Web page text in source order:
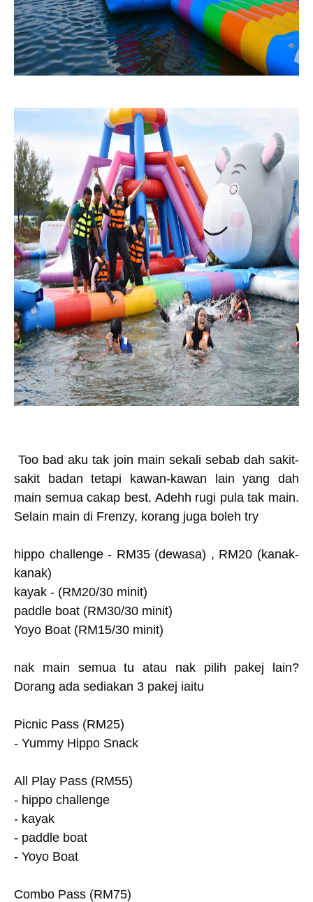
Too bad aku tak join main sekali sebab dah sakit-
sakit badan tetapi kawan-kawan lain yang dah
main semua cakap best. Adehh rugi pula tak main.
Selain main di Frenzy, korang juga boleh try
hippo challenge - RM35 (dewasa) , RM20 (kanak-
kanak)
kayak - (RM20/30 minit)
paddle boat (RM30/30 minit)
Yoyo Boat (RM15/30 minit)
nak main semua tu atau nak pilih pakej lain?
Dorang ada sediakan 3 pakej iaitu
Picnic Pass (RM25)
- Yummy Hippo Snack
All Play Pass (RM55)
- hippo challenge
- kayak
- paddle boat
- Yoyo Boat
Combo Pass (RM75)